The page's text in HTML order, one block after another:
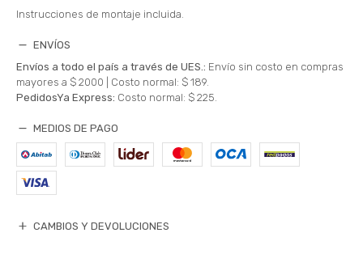
Instrucciones de montaje incluida.
ENVÍOS
Envíos a todo el país a través de UES.: Envío sin costo en compras
mayores a $ 2000 | Costo normal: $ 189.
PedidosYa Express: Costo normal: $ 225.
MEDIOS DE PAGO
CAMBIOS Y DEVOLUCIONES